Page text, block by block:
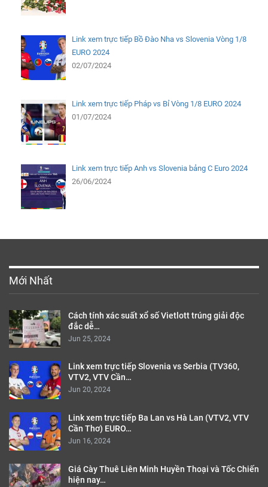
Link xem trực tiếp Bồ Đào Nha vs Slovenia Vòng 1/8
EURO 2024
02/07/2024
Link xem trực tiếp Pháp vs Bỉ Vòng 1/8 EURO 2024
01/07/2024
Link xem trực tiếp Anh vs Slovenia bảng C Euro 2024
26/06/2024
Mới Nhất
Cách tính xác suất xổ số Vietlott trúng giải độc
đắc dễ…
Jun 25, 2024
Link xem trực tiếp Slovenia vs Serbia (TV360,
VTV2, VTV Cần…
Jun 20, 2024
Link xem trực tiếp Ba Lan vs Hà Lan (VTV2, VTV
Cần Thơ) EURO…
Jun 16, 2024
Giá Cày Thuê Liên Minh Huyền Thoại và Tốc Chiến
hiện nay…